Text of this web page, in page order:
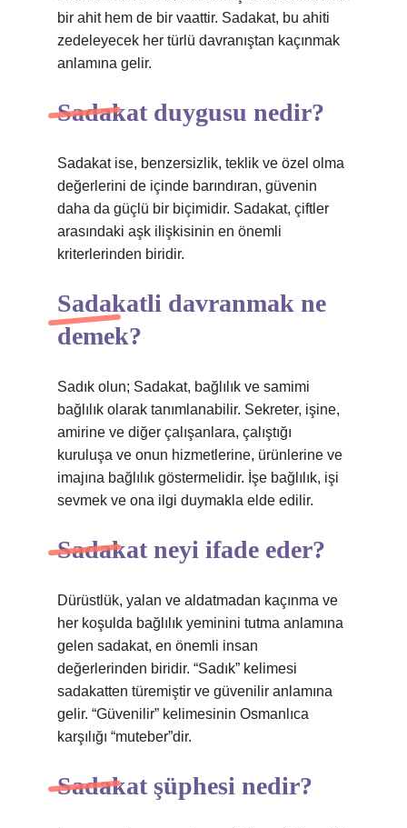
bir ahit hem de bir vaattir. Sadakat, bu ahiti
zedeleyecek her türlü davranıştan kaçınmak
anlamına gelir.
Sadakat duygusu nedir?
Sadakat ise, benzersizlik, teklik ve özel olma
değerlerini de içinde barındıran, güvenin
daha da güçlü bir biçimidir. Sadakat, çiftler
arasındaki aşk ilişkisinin en önemli
kriterlerinden biridir.
Sadakatli davranmak ne
demek?
Sadık olun; Sadakat, bağlılık ve samimi
bağlılık olarak tanımlanabilir. Sekreter, işine,
amirine ve diğer çalışanlara, çalıştığı
kuruluşa ve onun hizmetlerine, ürünlerine ve
imajına bağlılık göstermelidir. İşe bağlılık, işi
sevmek ve ona ilgi duymakla elde edilir.
Sadakat neyi ifade eder?
Dürüstlük, yalan ve aldatmadan kaçınma ve
her koşulda bağlılık yeminini tutma anlamına
gelen sadakat, en önemli insan
değerlerinden biridir. “Sadık” kelimesi
sadakatten türemiştir ve güvenilir anlamına
gelir. “Güvenilir” kelimesinin Osmanlıca
karşılığı “muteber”dir.
Sadakat şüphesi nedir?